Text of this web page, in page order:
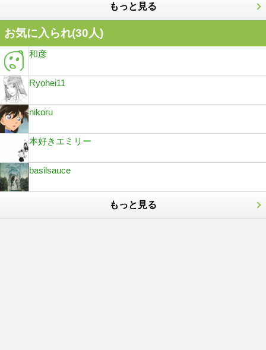
もっと見る
お気に入られ(30人)
和彦
Ryohei11
nikoru
本好きエミリー
basilsauce
もっと見る